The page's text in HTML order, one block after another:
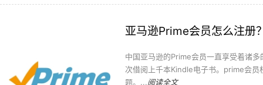
亚马逊Prime会员怎么注册
中国亚马逊的Prime会员一直享受着诸
次借阅上千本Kindle电子书。prime会员
题。...阅读全文